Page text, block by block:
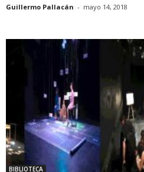
Guillermo Pallacán - mayo 14, 2018
BIBLIOTECA